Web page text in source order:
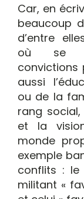
Car, en
beaucoup
d’entre
où se
convictions
aussi
ou de la
rang
et la
monde
exemple
conflits : le
militant «